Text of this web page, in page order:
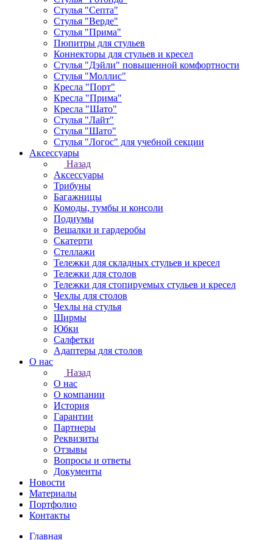
Стулья "Септа"
Стулья "Верде"
Стулья "Прима"
Пюпитры для стульев
Коннекторы для стульев и кресел
Стулья "Дэйли" повышенной комфортности
Стулья "Моллис"
Кресла "Порт"
Кресла "Прима"
Кресла "Шато"
Стулья "Лайт"
Стулья "Шато"
Стулья "Логос" для учебной секции
Аксессуары
Назад
Аксессуары
Трибуны
Багажницы
Комоды, тумбы и консоли
Подиумы
Вешалки и гардеробы
Скатерти
Стеллажи
Тележки для складных стульев и кресел
Тележки для столов
Тележки для стопируемых стульев и кресел
Чехлы для столов
Чехлы на стулья
Ширмы
Юбки
Салфетки
Адаптеры для столов
О нас
Назад
О нас
О компании
История
Гарантии
Партнеры
Реквизиты
Отзывы
Вопросы и ответы
Документы
Новости
Материалы
Портфолио
Контакты
Главная